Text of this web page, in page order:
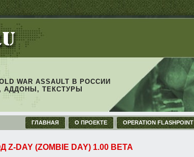
WAR ASSAULT В РОССИИ
ТЕКСТУРЫ
ГЛАВНАЯ О ПРОЕКТЕ OPERATION FLASHPOINT
Z-DAY (ZOMBIE DAY) 1.00 BETA